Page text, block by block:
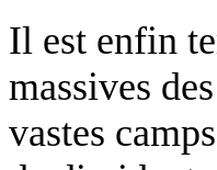
Il est enfin
massives
vastes